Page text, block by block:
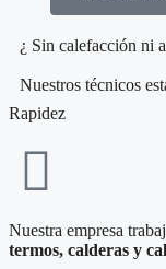
¿ Sin calefacción ni
Nuestros técnicos
Rapidez
Nuestra empresa
termos, calderas y